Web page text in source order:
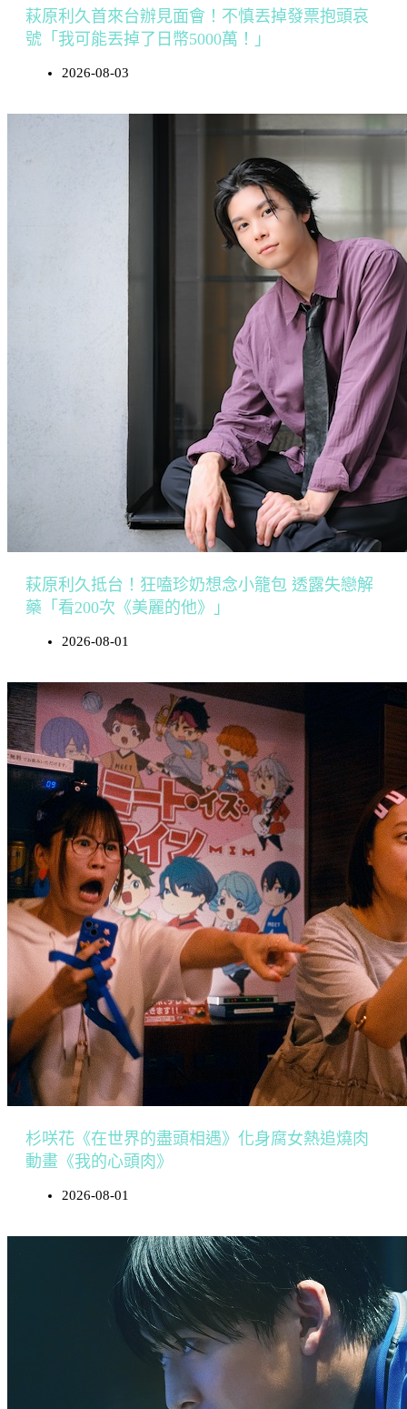
萩原利久首來台辦見面會！不慎丟掉發票抱頭哀
號「我可能丟掉了日幣5000萬！」
2026-08-03
萩原利久抵台！狂嗑珍奶想念小籠包 透露失戀解
藥「看200次《美麗的他》」
2026-08-01
杉咲花《在世界的盡頭相遇》化身腐女熱追燒肉
動畫《我的心頭肉》
2026-08-01